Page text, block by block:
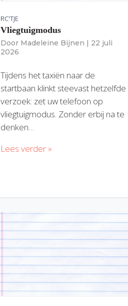
RC'TJE
Vliegtuigmodus
Door Madeleine Bijnen | 22 juli
2026
Tijdens het taxiën naar de
startbaan klinkt steevast hetzelfde
verzoek: zet uw telefoon op
vliegtuigmodus. Zonder erbij na te
denken…
Lees verder »